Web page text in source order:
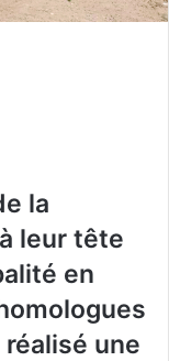
la
leur tête
en
une